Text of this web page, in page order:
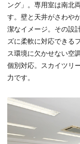
ング」。専用室は南北
す。壁と天井がさわや
潔なイメージ。その設
ズに柔軟に対応できる
ス環境に欠かせない空
個別対応。スカイツリ
力です。